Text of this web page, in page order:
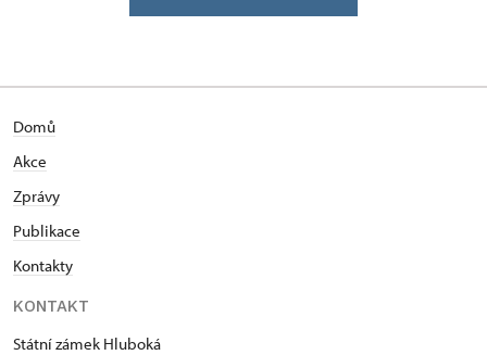
Domů
Akce
Zprávy
Publikace
Kontakty
KONTAKT
Státní zámek Hluboká